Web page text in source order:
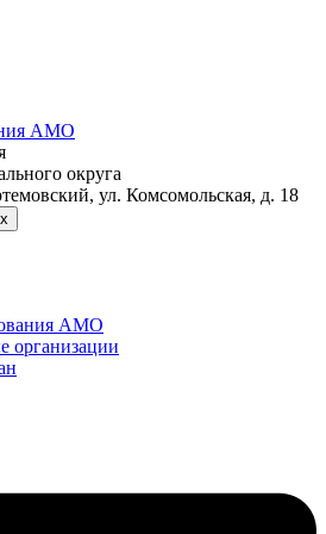
округа
ул. Комсомольская, д. 18
АМО
организации